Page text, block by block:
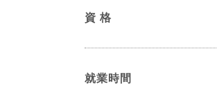
資 格
就業時間